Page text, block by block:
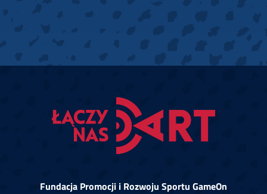
Fundacja Promocji i Rozwoju Sportu GameOn